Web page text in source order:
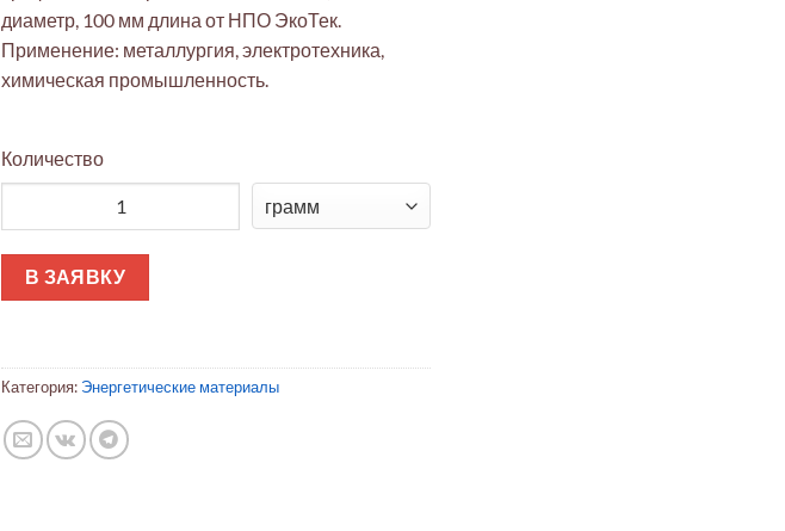
диаметр, 100 мм длина от НПО ЭкоТек.
Применение: металлургия, электротехника,
химическая промышленность.
Количество
В ЗАЯВКУ
Категория: Энергетические материалы